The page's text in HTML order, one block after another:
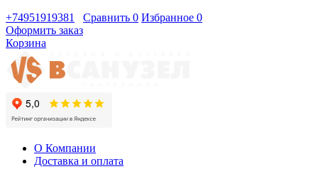
+74951919381
Сравнить 0 Избранное 0
Оформить заказ
Корзина
О Компании
Доставка и оплата